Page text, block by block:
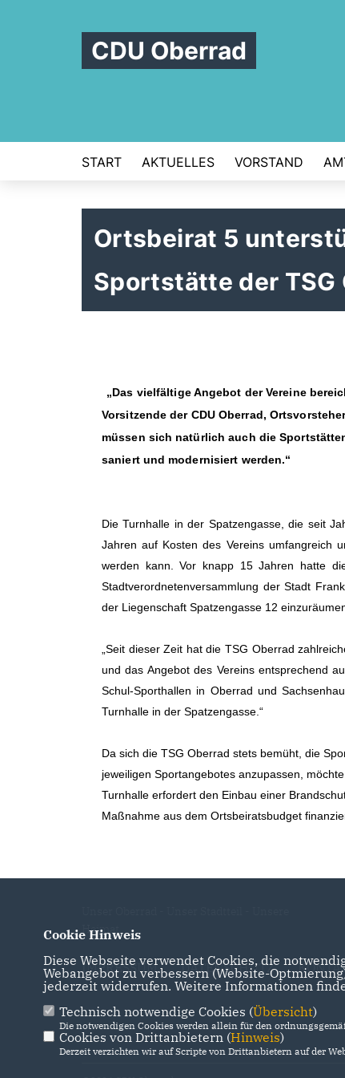
CDU Oberrad
START AKTUELLES VORSTAND
Ortsbeirat 5
Sportstätte der TSG
Das vielfältige Angebot der Vereine
Vorsitzende der CDU Oberrad,
müssen sich natürlich auch die
saniert und modernisiert werden.“
Die Turnhalle in der Spatzengasse, die seit
Jahren auf Kosten des Vereins umfangreich
werden kann. Vor knapp 15 Jahren hatte
Stadtverordnetenversammlung der Stadt
der Liegenschaft Spatzengasse 12
Seit dieser Zeit hat die TSG Oberrad
und das Angebot des Vereins entsprechend
Schul-Sporthallen in Oberrad und
Turnhalle in der Spatzengasse.“
Da sich die TSG Oberrad stets bemüht, die
jeweiligen Sportangebotes anzupassen,
Turnhalle erfordert den Einbau einer
Maßnahme aus dem Ortsbeiratsbudget
Heimat
IMPRESSUM DATENSCHUTZ
Cookie Hinweis
Diese Webseite verwendet Cookies, die
Webangebot zu verbessern (Website-
jederzeit widerrufen. Weitere Informationen
Technisch notwendige Cookies (Übersicht)
Die notwendigen Cookies werden allein für den
Cookies von Drittanbietern (Hinweis)
Derzeit verzichten wir auf Scripte von Drittanbietern auf der